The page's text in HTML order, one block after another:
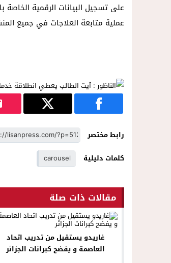
على تسجيل البيانات الرقمية
عملية متابعة العلاجات في جميع
رابط مختصر
كلمات دليلية
carousel
مقالات ذات صلة
غاريدو يستقيل من تدريب اتحاد
العاصمة و يفضح كبرانات الجزائر